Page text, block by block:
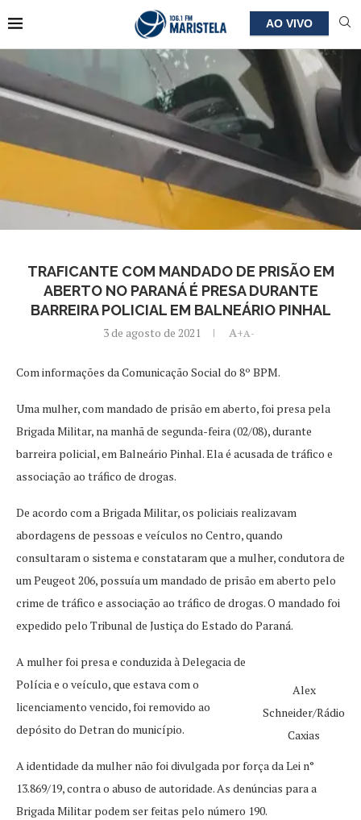
AO VIVO
TRAFICANTE COM MANDADO DE PRISÃO EM
ABERTO NO PARANÁ É PRESA DURANTE
BARREIRA POLICIAL EM BALNEÁRIO PINHAL
3 de agosto de 2021 A+A-
Com informações da Comunicação Social do 8º BPM.
Uma mulher, com mandado de prisão em aberto, foi presa pela
Brigada Militar, na manhã de segunda-feira (02/08), durante
barreira policial, em Balneário Pinhal. Ela é acusada de tráfico e
associação ao tráfico de drogas.
De acordo com a Brigada Militar, os policiais realizavam
abordagens de pessoas e veículos no Centro, quando
consultaram o sistema e constataram que a mulher, condutora de
um Peugeot 206, possuía um mandado de prisão em aberto pelo
crime de tráfico e associação ao tráfico de drogas. O mandado foi
expedido pelo Tribunal de Justiça do Estado do Paraná.
Alex
Schneider/Rádio
Caxias
A mulher foi presa e conduzida à Delegacia de
Polícia e o veículo, que estava com o
licenciamento vencido, foi removido ao
depósito do Detran do município.
A identidade da mulher não foi divulgada por força da Lei n°
13.869/19, contra o abuso de autoridade. As denúncias para a
Brigada Militar podem ser feitas pelo número 190.